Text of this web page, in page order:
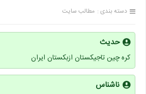
دسته بندی : مطالب سایت
حدیث
کره چین تاجیکستان ازبکستان ایران
ناشناس